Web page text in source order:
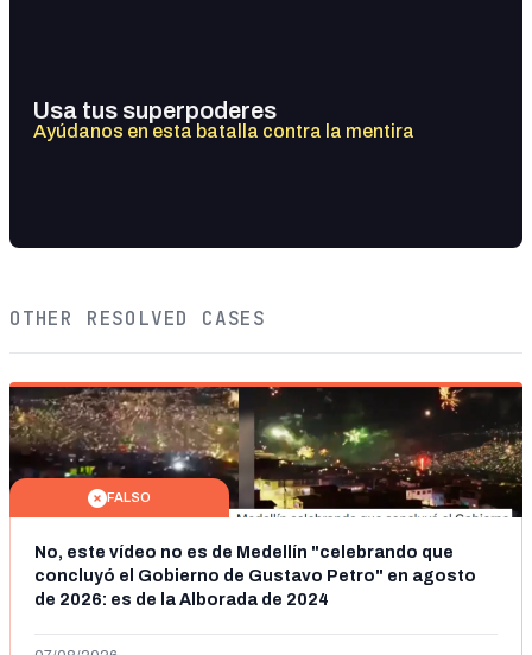
Usa tus superpoderes
Ayúdanos en esta batalla contra la mentira
OTHER RESOLVED CASES
FALSO
No, este vídeo no es de Medellín "celebrando que
concluyó el Gobierno de Gustavo Petro" en agosto
de 2026: es de la Alborada de 2024